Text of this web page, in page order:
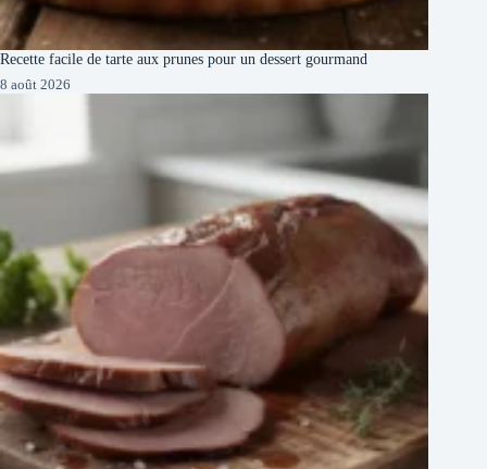
Recette facile de tarte aux prunes pour un dessert gourmand
8 août 2026